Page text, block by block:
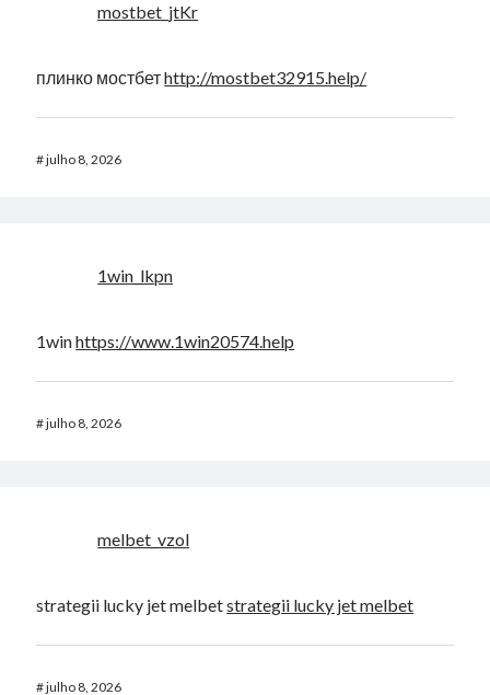
mostbet_jtKr
плинко мостбетhttp://mostbet32915.help/
#julho 8, 2026
1win_lkpn
1winhttps://www.1win20574.help
#julho 8, 2026
melbet_vzol
strategii lucky jet melbetstrategii lucky jet melbet
#julho 8, 2026